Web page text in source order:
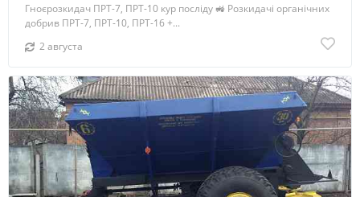
Гноєрозкидач ПРТ-7, ПРТ-10 кур посліду 🚜 Розкидачі органічних
добрив ПРТ-7, ПРТ-10, ПРТ-16 +...
2 августа